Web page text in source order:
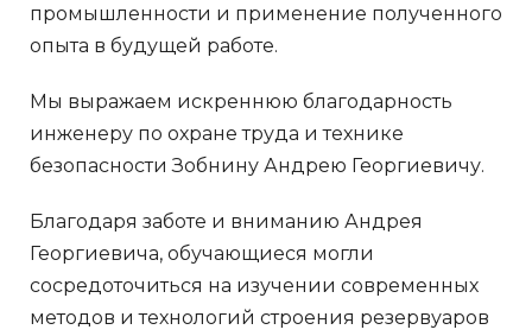
промышленности и применение полученного
опыта в будущей работе.
Мы выражаем искреннюю благодарность
инженеру по охране труда и технике
безопасности Зобнину Андрею Георгиевичу.
Благодаря заботе и вниманию Андрея
Георгиевича, обучающиеся могли
сосредоточиться на изучении современных
методов и технологий строения резервуаров